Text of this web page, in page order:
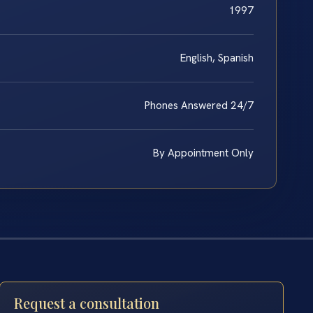
1997
English, Spanish
Phones Answered 24/7
By Appointment Only
Request a consultation